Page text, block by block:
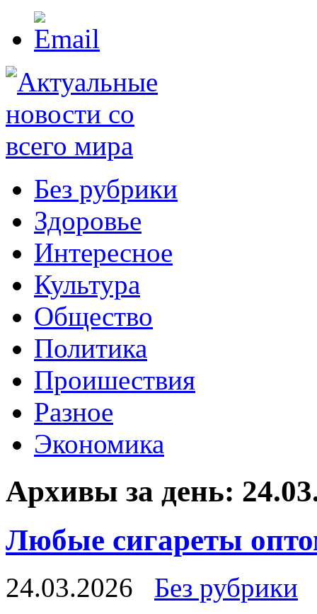
Без рубрики
Здоровье
Интересное
Культура
Общество
Политика
Проишествия
Разное
Экономика
Архивы за день:
Любые сигареты
24.03.2026
Без рубрики